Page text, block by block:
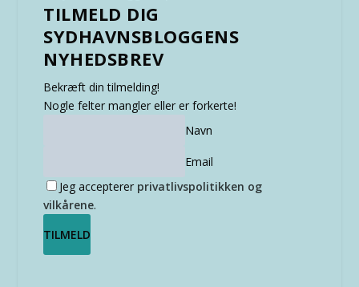
TILMELD DIG
SYDHAVNSBLOGGENS
NYHEDSBREV
Bekræft din tilmelding!
Nogle felter mangler eller er forkerte!
Navn
Email
Jeg accepterer privatlivspolitikken og
vilkårene.